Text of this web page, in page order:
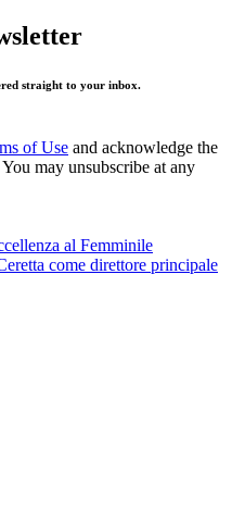
straight to your inbox.
of Use and acknowledge the
You may unsubscribe at any
al Femminile
come direttore principale